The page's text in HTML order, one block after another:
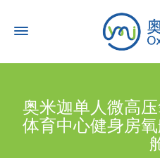
奥米迦单人微高
体育中心健身房